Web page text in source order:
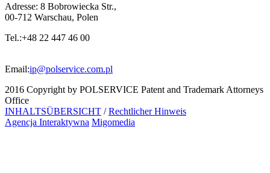
Adresse: 8 Bobrowiecka Str.,
00-712 Warschau, Polen
Tel.:+48 22 447 46 00
Email:ip@polservice.com.pl
2016 Copyright by POLSERVICE Patent and Trademark Attorneys
Office
INHALTSÜBERSICHT /Rechtlicher Hinweis
Agencja Interaktywna Migomedia